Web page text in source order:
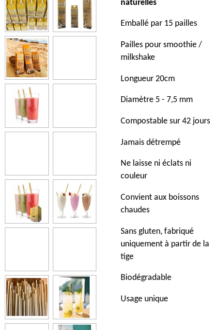
naturelles
Emballé par 15 pailles
Pailles pour smoothie /
milkshake
Longueur 20cm
Diamètre 5 - 7,5 mm
Compostable sur 42 jours
Jamais détrempé
Ne laisse ni éclats ni
couleur
Convient aux boissons
chaudes
Sans gluten, fabriqué
uniquement à partir de la
tige
Biodégradable
Usage unique